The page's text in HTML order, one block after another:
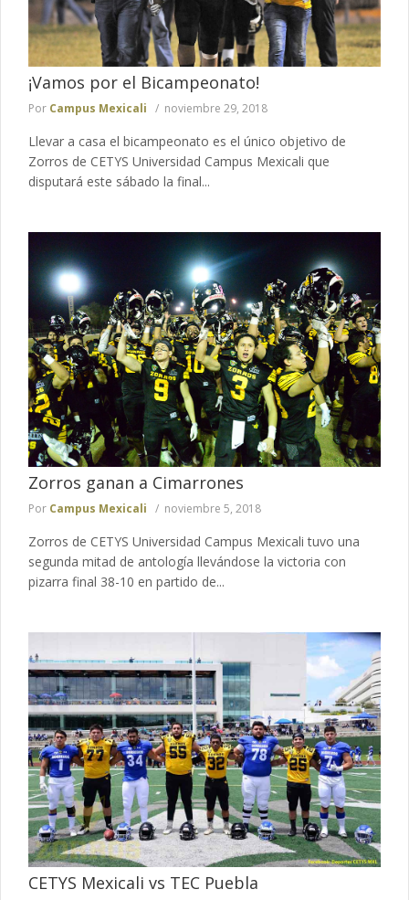
¡Vamos por el Bicampeonato!
Por Campus Mexicali noviembre 29, 2018
Llevar a casa el bicampeonato es el único objetivo de
Zorros de CETYS Universidad Campus Mexicali que
disputará este sábado la final...
Zorros ganan a Cimarrones
Por Campus Mexicali noviembre 5, 2018
Zorros de CETYS Universidad Campus Mexicali tuvo una
segunda mitad de antología llevándose la victoria con
pizarra final 38-10 en partido de...
CETYS Mexicali vs TEC Puebla